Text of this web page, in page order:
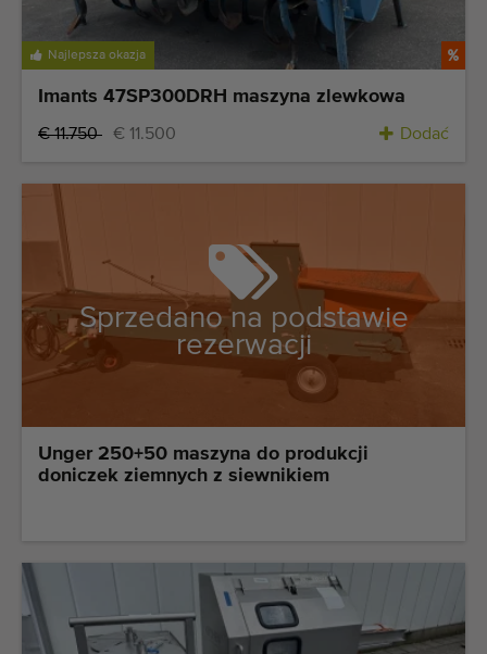
Najlepsza okazja
Imants 47SP300DRH maszyna zlewkowa
€ 11.750 € 11.500 Dodać
Sprzedano na podstawie
rezerwacji
Unger 250+50 maszyna do produkcji
doniczek ziemnych z siewnikiem